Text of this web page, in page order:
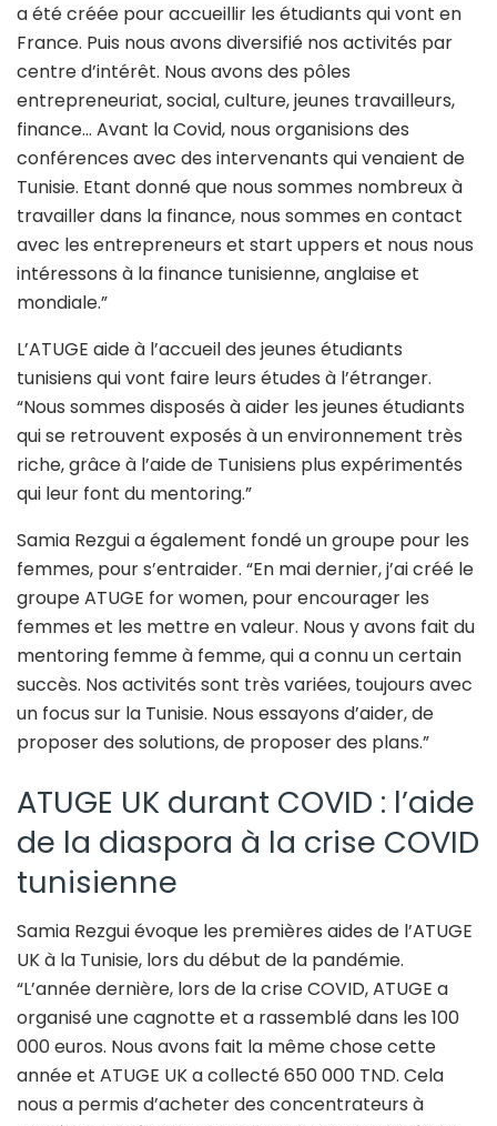
a été créée pour accueillir les étudiants qui vont en
France. Puis nous avons diversifié nos activités par
centre d’intérêt. Nous avons des pôles
entrepreneuriat, social, culture, jeunes travailleurs,
finance… Avant la Covid, nous organisions des
conférences avec des intervenants qui venaient de
Tunisie. Etant donné que nous sommes nombreux à
travailler dans la finance, nous sommes en contact
avec les entrepreneurs et start uppers et nous nous
intéressons à la finance tunisienne, anglaise et
mondiale.”
L’ATUGE aide à l’accueil des jeunes étudiants
tunisiens qui vont faire leurs études à l’étranger.
“Nous sommes disposés à aider les jeunes étudiants
qui se retrouvent exposés à un environnement très
riche, grâce à l’aide de Tunisiens plus expérimentés
qui leur font du mentoring.”
Samia Rezgui a également fondé un groupe pour les
femmes, pour s’entraider. “En mai dernier, j’ai créé le
groupe ATUGE for women, pour encourager les
femmes et les mettre en valeur. Nous y avons fait du
mentoring femme à femme, qui a connu un certain
succès. Nos activités sont très variées, toujours avec
un focus sur la Tunisie. Nous essayons d’aider, de
proposer des solutions, de proposer des plans.”
ATUGE UK durant COVID : l’aide
de la diaspora à la crise COVID
tunisienne
Samia Rezgui évoque les premières aides de l’ATUGE
UK à la Tunisie, lors du début de la pandémie.
“L’année dernière, lors de la crise COVID, ATUGE a
organisé une cagnotte et a rassemblé dans les 100
000 euros. Nous avons fait la même chose cette
année et ATUGE UK a collecté 650 000 TND. Cela
nous a permis d’acheter des concentrateurs à